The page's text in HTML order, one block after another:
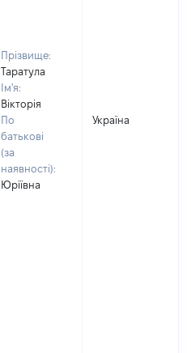
Прізвище:
Таратула
Ім'я:
Вікторія
По
батькові
(за
наявності):
Юріївна
Україна